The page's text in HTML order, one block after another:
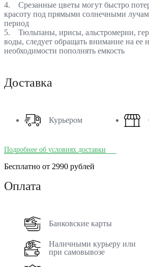
4. Срезанные цветы могут быстро
красоту под прямыми солнечными
период
5. Тюльпаны, ирисы, альстромерии,
воды, следует обращать внимание на ее
необходимости пополнять емкость
Доставка
Курьером
Подробнее об условиях доставки
Бесплатно от 2990 рублей
Оплата
Банковские карты
Наличными курьеру или
при самовывозе